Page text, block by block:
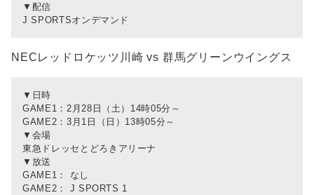
▼配信
J SPORTSオンデマンド
NECレッドロケッツ川崎 vs 群馬グリーンウイングス
▼日時
GAME1：2月28日（土）14時05分～
GAME2：3月1日（日）13時05分～
▼会場
東急ドレッセとどろきアリーナ
▼放送
GAME1： なし
GAME2： J SPORTS 1